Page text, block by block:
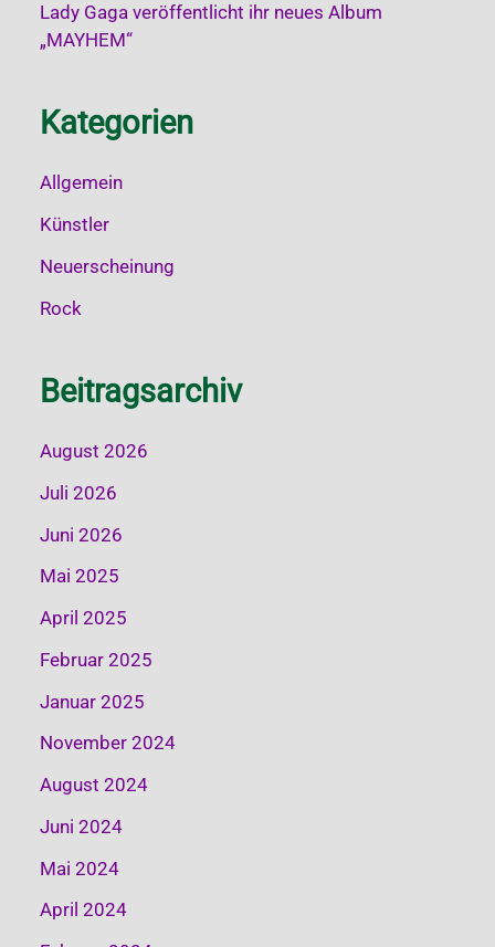
Lady Gaga veröffentlicht ihr neues Album
„MAYHEM“
Kategorien
Allgemein
Künstler
Neuerscheinung
Rock
Beitragsarchiv
August 2026
Juli 2026
Juni 2026
Mai 2025
April 2025
Februar 2025
Januar 2025
November 2024
August 2024
Juni 2024
Mai 2024
April 2024